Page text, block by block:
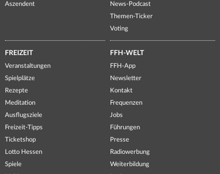
Aszendent
News-Podcast
Themen-Ticker
Voting
FREIZEIT
Veranstaltungen
Spielplätze
Rezepte
Meditation
Ausflugsziele
Freizeit-Tipps
Ticketshop
Lotto Hessen
Spiele
FFH-WELT
FFH-App
Newsletter
Kontakt
Frequenzen
Jobs
Führungen
Presse
Radiowerbung
Weiterbildung